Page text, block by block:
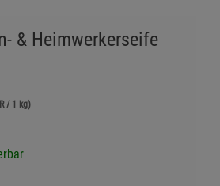
& Heimwerkerseife
/ 1 kg)